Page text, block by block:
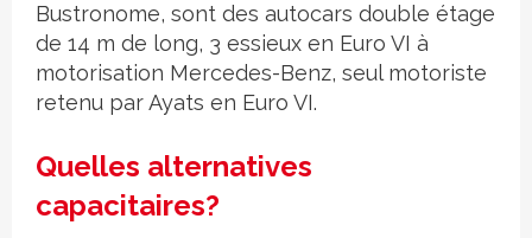
Bustronome, sont des autocars double étage
de 14 m de long, 3 essieux en Euro VI à
motorisation Mercedes-Benz, seul motoriste
retenu par Ayats en Euro VI.
Quelles alternatives
capacitaires?